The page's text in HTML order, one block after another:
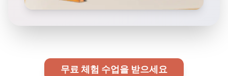
무료 체험 수업을 받으세요